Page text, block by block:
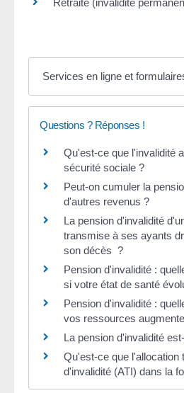
Services en ligne et
Questions ? Réponses !
Qu'est-ce que l'invalidité
sécurité sociale ?
Peut-on cumuler la
d'autres revenus ?
La pension d'invalidité
transmise à ses ayants
son décès ?
Pension d'invalidité :
si votre état de santé
Pension d'invalidité :
vos ressources
La pension d'invalidité
Qu'est-ce que l'allocation
d'invalidité (ATI) dans la